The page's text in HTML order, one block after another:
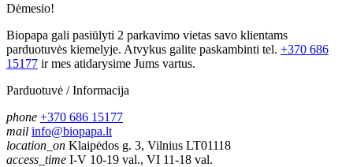
Dėmesio!
Biopapa gali pasiūlyti 2 parkavimo vietas savo klientams
parduotuvės kiemelyje. Atvykus galite paskambinti tel. +370 686
15177 ir mes atidarysime Jums vartus.
Parduotuvė / Informacija
phone +370 686 15177
mail info@biopapa.lt
location_on Klaipėdos g. 3, Vilnius LT01118
access_time I-V 10-19 val., VI 11-18 val.